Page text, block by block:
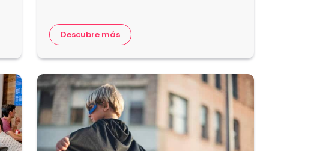
Descubre más